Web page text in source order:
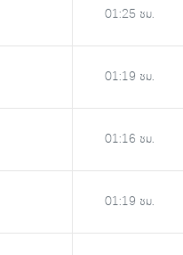
01:25 ชม.
01:19 ชม.
01:16 ชม.
01:19 ชม.